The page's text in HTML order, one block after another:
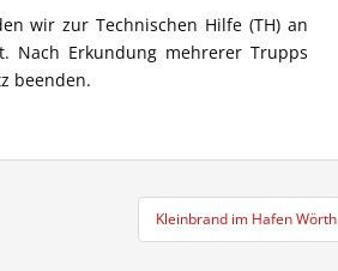
wir zur Technischen Hilfe (TH) an
Nach Erkundung mehrerer Trupps
beenden.
Kleinbrand im Hafen Wörth